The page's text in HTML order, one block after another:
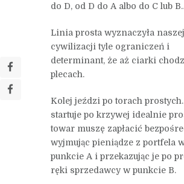
do D, od D do A albo do C lub
Linia prosta wyznaczyła naszej
cywilizacji tyle ograniczeń i
determinant, że aż ciarki
plecach.
Kolej jeździ po torach
startuje po krzywej idealnie
towar muszę zapłacić
wyjmując pieniądze z portfela
punkcie A i przekazując je po
ręki sprzedawcy w punkcie B.